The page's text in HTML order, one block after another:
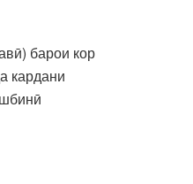
барои кор
кардани